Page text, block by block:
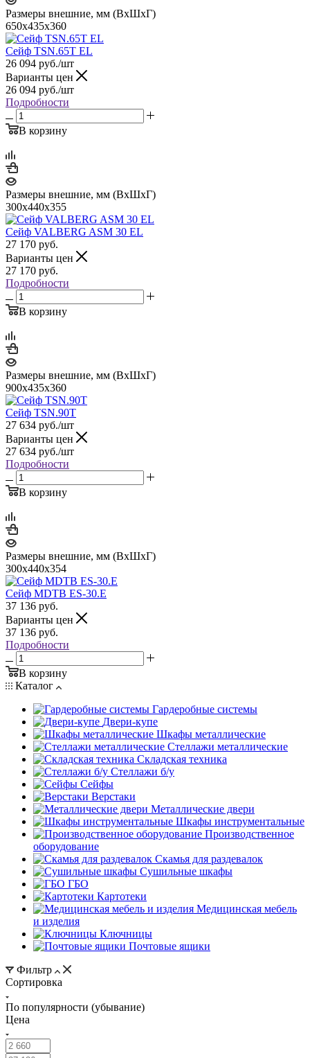
Размеры внешние, мм (ВхШхГ)
650x435x360
Сейф TSN.65T EL
26 094 руб./шт
Варианты цен
26 094 руб./шт
Подробности
В корзину
Размеры внешние, мм (ВхШхГ)
300x440x355
Сейф VALBERG ASM 30 EL
27 170 руб.
Варианты цен
27 170 руб.
Подробности
В корзину
Размеры внешние, мм (ВхШхГ)
900x435x360
Сейф TSN.90T
27 634 руб./шт
Варианты цен
27 634 руб./шт
Подробности
В корзину
Размеры внешние, мм (ВхШхГ)
300x440x354
Сейф MDTB ES-30.Е
37 136 руб.
Варианты цен
37 136 руб.
Подробности
В корзину
Каталог
Гардеробные системы
Двери-купе
Шкафы металлические
Стеллажи металлические
Складская техника
Стеллажи б/у
Сейфы
Верстаки
Металлические двери
Шкафы инструментальные
Производственное
оборудование
Скамья для раздевалок
Сушильные шкафы
ГБО
Картотеки
Медицинская мебель
и изделия
Ключницы
Почтовые ящики
Фильтр
Сортировка
По популярности (убывание)
Цена